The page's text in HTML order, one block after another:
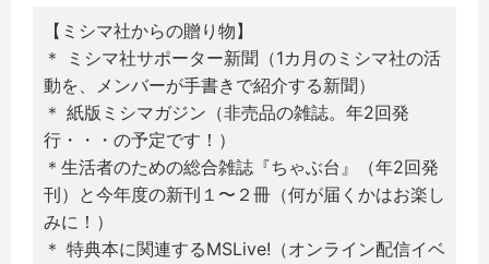
【ミシマ社からの贈り物】
＊ ミシマ社サポーター新聞（1カ月のミシマ社の活
動を、メンバーが手書きで紹介する新聞）
＊ 紙版ミシマガジン（非売品の雑誌。年2回発
行・・・の予定です！）
＊生活者のための総合雑誌『ちゃぶ台』（年2回発
刊）と今年度の新刊１〜２冊（何が届くかはお楽し
みに！）
＊ 特典本に関連するMSLive!（オンライン配信イベ